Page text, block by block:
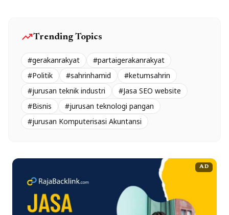
trending_upTrending Topics
#gerakanrakyat
#partaigerakanrakyat
#Politik
#sahrinhamid
#ketumsahrin
#jurusan teknik industri
#Jasa SEO website
#Bisnis
#jurusan teknologi pangan
#jurusan Komputerisasi Akuntansi
AD